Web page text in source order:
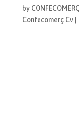
by
Confecomerç Cv|